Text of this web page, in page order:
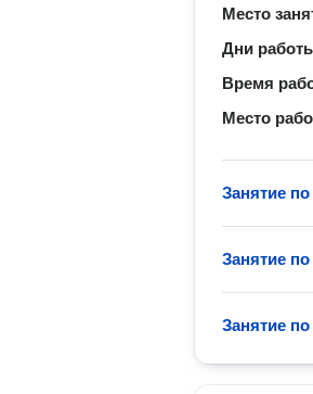
Место
Дни
Время
Место
Занятие
Занятие
Занятие